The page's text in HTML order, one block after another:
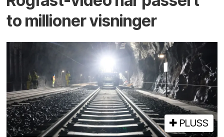
to millioner visninger
PLUSS